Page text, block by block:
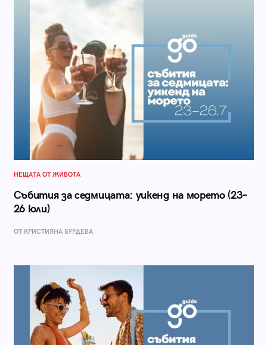
НЕЩАТА ОТ ЖИВОТА
Събития за седмицата: уикенд на морето (23–
26 юли)
ОТ КРИСТИЯНА БУРДЕВА